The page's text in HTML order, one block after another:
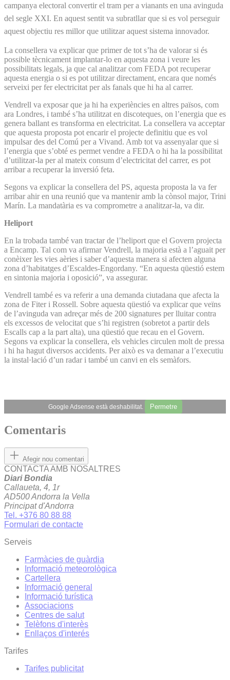
campanya electoral convertir el tram per a vianants en una avinguda
del segle XXI. En aquest sentit va subratllar que si es vol perseguir
aquest objectiu res millor que utilitzar aquest sistema innovador.
La consellera va explicar que primer de tot s’ha de valorar si és
possible tècnicament implantar-lo en aquesta zona i veure les
possibilitats legals, ja que cal analitzar com FEDA pot recuperar
aquesta energia o si es pot utilitzar directament, encara que només
serveixi per fer electricitat per als fanals que hi ha al carrer.
Vendrell va exposar que ja hi ha experiències en altres països, com
ara Londres, i també s’ha utilitzat en discoteques, on l’energia que es
genera ballant es transforma en electricitat. La consellera va acceptar
que aquesta proposta pot encarir el projecte definitiu que es vol
impulsar des del Comú per a Vivand. Amb tot va assenyalar que si
l’energia que s’obté es permet vendre a FEDA o hi ha la possibilitat
d’utilitzar-la per al mateix consum d’electricitat del carrer, es pot
arribar a recuperar la inversió feta.
Segons va explicar la consellera del PS, aquesta proposta la va fer
arribar ahir en una reunió que va mantenir amb la cònsol major, Trini
Marín. La mandatària es va comprometre a analitzar-la, va dir.
Heliport
En la trobada també van tractar de l’heliport que el Govern projecta
a Encamp. Tal com va afirmar Vendrell, la majoria està a l’aguait per
conèixer les vies aèries i saber d’aquesta manera si afecten alguna
zona d’habitatges d’Escaldes-Engordany. “En aquesta qüestió estem
en sintonia majoria i oposició”, va assegurar.
Vendrell també es va referir a una demanda ciutadana que afecta la
zona de Fiter i Rossell. Sobre aquesta qüestió va explicar que veïns
de l’avinguda van adreçar més de 200 signatures per lluitar contra
els excessos de velocitat que s’hi registren (sobretot a partir dels
Escalls cap a la part alta), una qüestió que recau en el Govern.
Segons va explicar la consellera, els vehicles circulen molt de pressa
i hi ha hagut diversos accidents. Per això es va demanar a l’executiu
la instal·lació d’un radar i també un canvi en els semàfors.
Google Adsense està deshabilitat. Permetre
Comentaris
Afegir nou comentari
CONTACTA AMB NOSALTRES
Diari Bondia
Callaueta, 4, 1r
AD500 Andorra la Vella
Principat d'Andorra
Tel. +376 80 88 88
Formulari de contacte
Serveis
Farmàcies de guàrdia
Informació meteorològica
Cartellera
Informació general
Informació turística
Associacions
Centres de salut
Telèfons d'interès
Enllaços d'interés
Tarifes
Tarifes publicitat